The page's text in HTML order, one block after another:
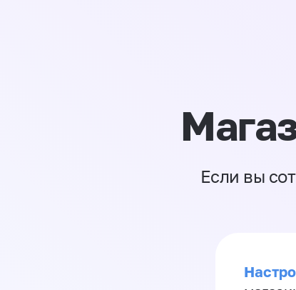
Если вы